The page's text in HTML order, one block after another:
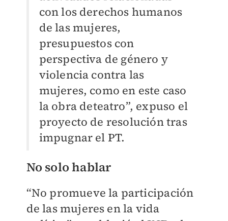
con los derechos humanos
de las mujeres,
presupuestos con
perspectiva de género y
violencia contra las
mujeres, como en este caso
la obra deteatro”, expuso el
proyecto de resolución tras
impugnar el PT.
No solo hablar
“No promueve la participación
de las mujeres en la vida